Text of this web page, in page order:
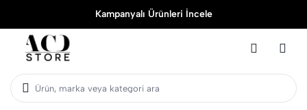
Kampanyalı Ürünleri İncele
Ürün, marka veya kategori ara